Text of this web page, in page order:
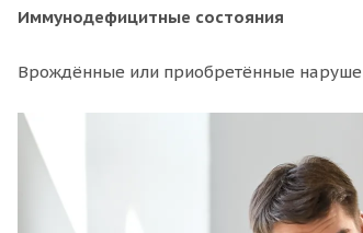
Иммунодефицитные состояния
Врождённые или приобретённые